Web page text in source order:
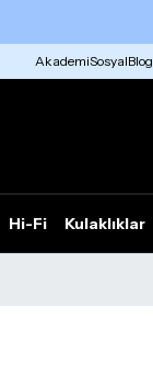
AkademiSosyalBlog
Hi-Fi Kulaklıklar